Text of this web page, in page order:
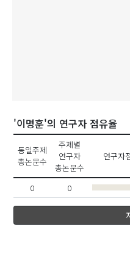
'이명훈'의 연구자 점유율
동일주제
총논문수
주제별
연구자
총논문수
연구자
0 0